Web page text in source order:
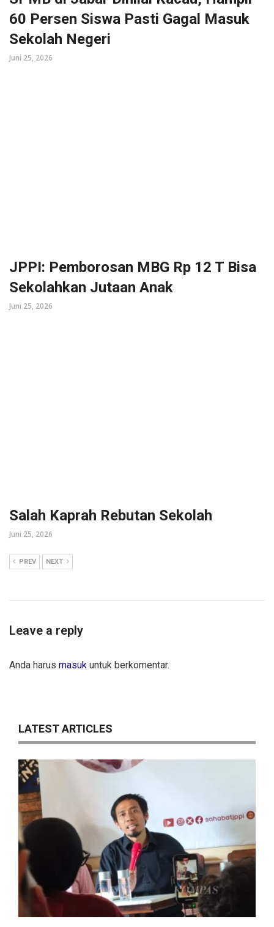
60 Persen Siswa Pasti Gagal Masuk
Sekolah Negeri
Juni 25, 2026
JPPI: Pemborosan MBG Rp 12 T Bisa
Sekolahkan Jutaan Anak
Juni 25, 2026
Salah Kaprah Rebutan Sekolah
Juni 25, 2026
PREV NEXT
Leave a reply
Anda harus masuk untuk berkomentar.
LATEST ARTICLES